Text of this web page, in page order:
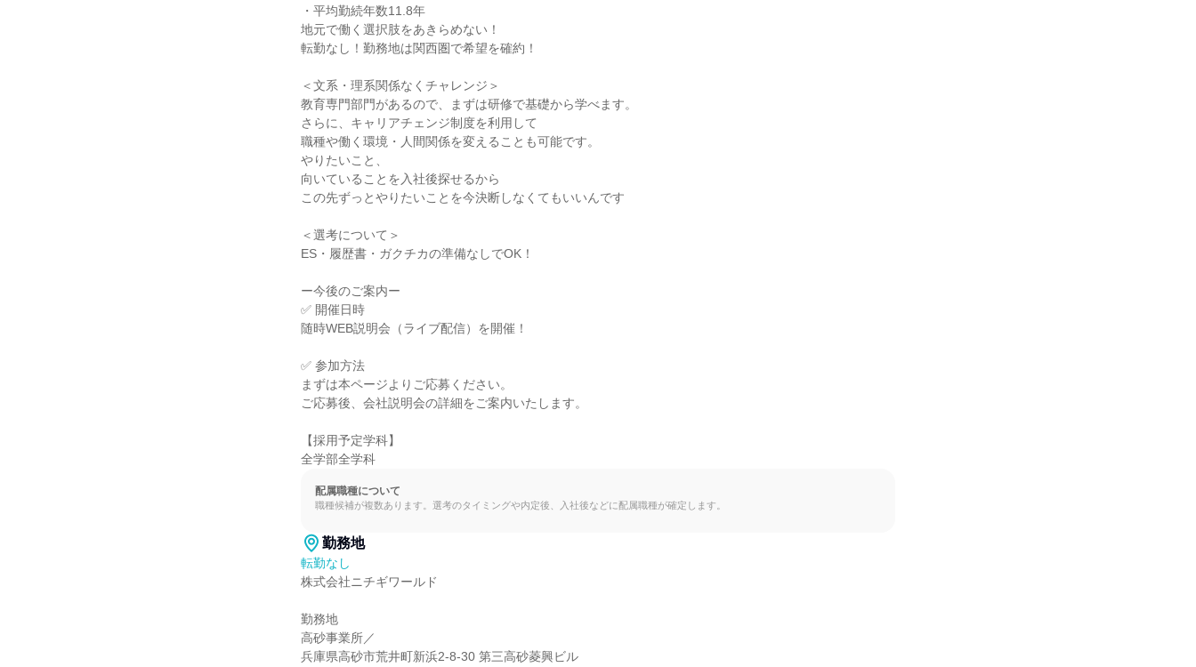
・平均勤続年数11.8年
地元で働く選択肢をあきらめない！
転勤なし！勤務地は関西圏で希望を確約！
＜文系・理系関係なくチャレンジ＞
教育専門部門があるので、まずは研修で基礎から学べます。
さらに、キャリアチェンジ制度を利用して
職種や働く環境・人間関係を変えることも可能です。
やりたいこと、
向いていることを入社後探せるから
この先ずっとやりたいことを今決断しなくてもいいんです
＜選考について＞
ES・履歴書・ガクチカの準備なしでOK！
ー今後のご案内ー
✅ 開催日時
随時WEB説明会（ライブ配信）を開催！
✅ 参加方法
まずは本ページよりご応募ください。
ご応募後、会社説明会の詳細をご案内いたします。
【採用予定学科】
全学部全学科
配属職種について
職種候補が複数あります。選考のタイミングや内定後、入社後などに配属職種が確定します。
勤務地
転勤なし
株式会社ニチギワールド
勤務地
高砂事業所／
兵庫県高砂市荒井町新浜2-8-30 第三高砂菱興ビル